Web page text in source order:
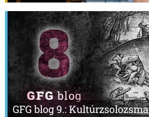
GFG blog 9.: Kultúrzsolozsma